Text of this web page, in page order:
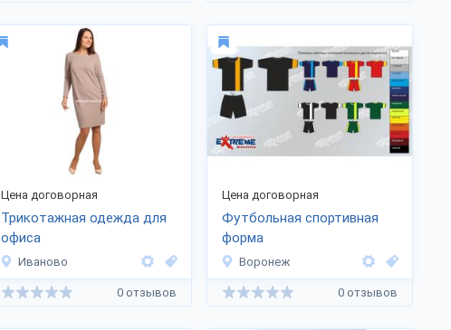
Цена договорная
Трикотажная одежда для
офиса
Иваново
0 отзывов
Цена договорная
Футбольная спортивная
форма
Воронеж
0 отзывов